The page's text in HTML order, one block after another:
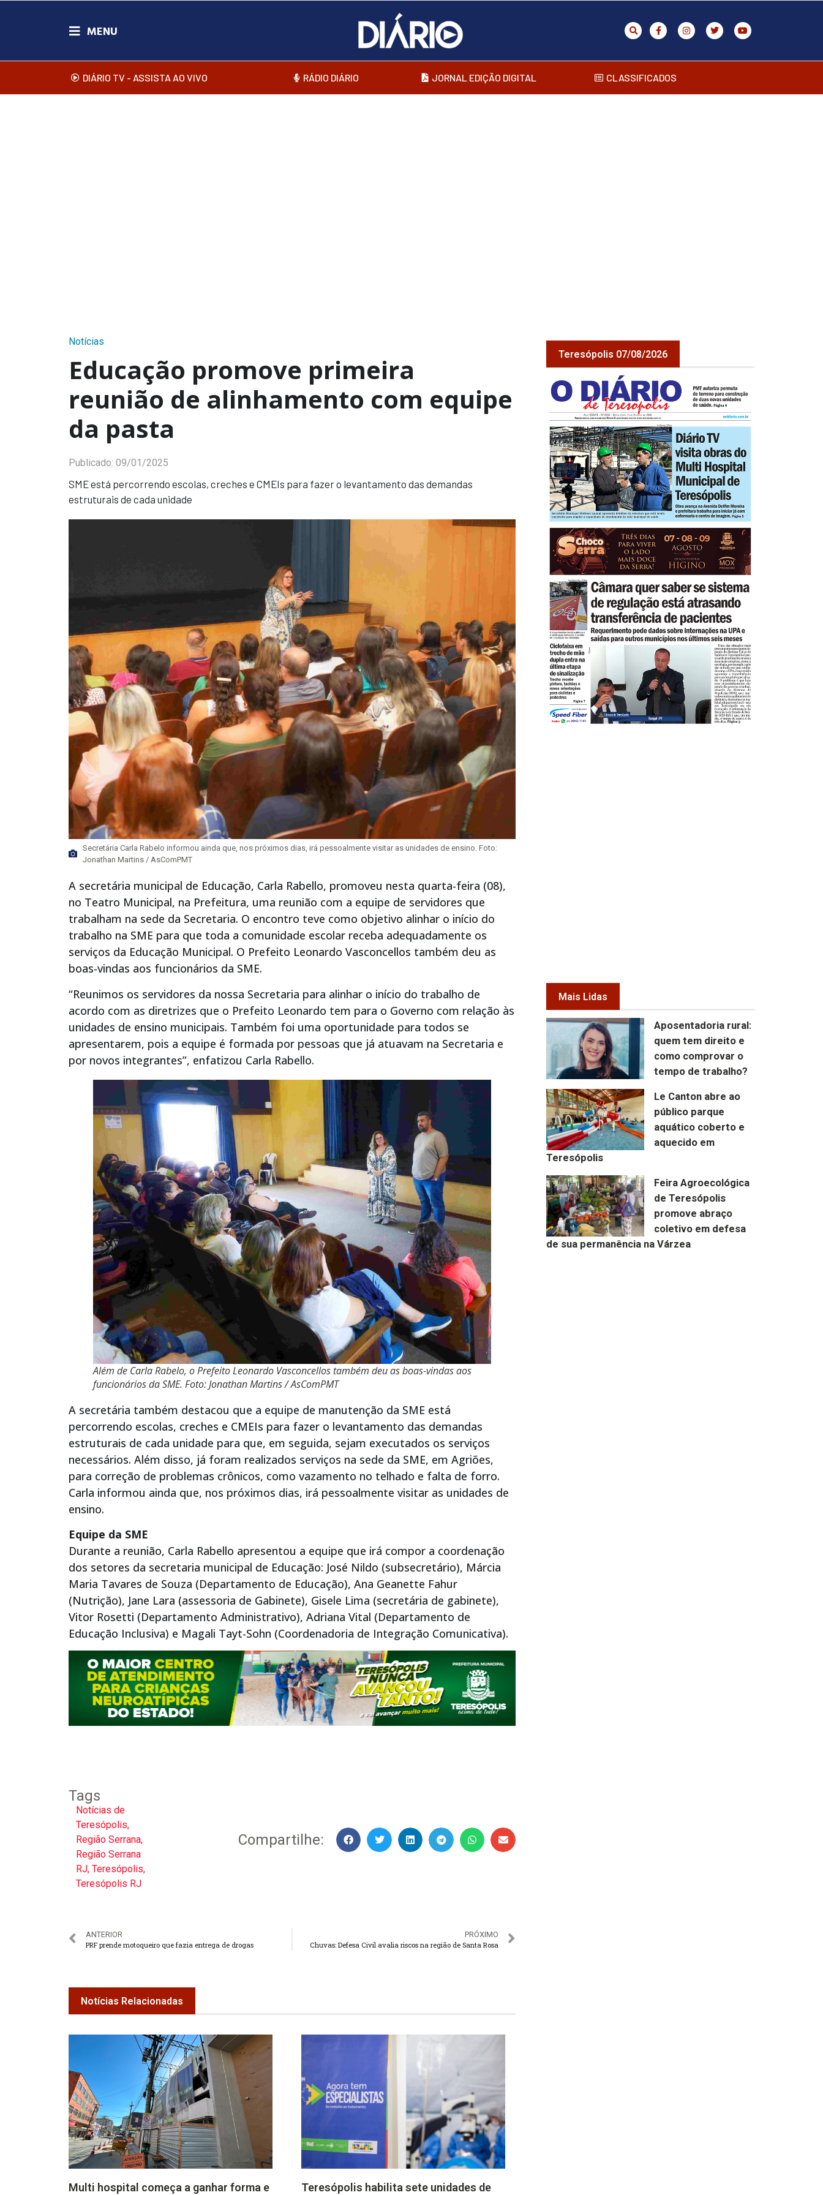
DIÁRIO TV - ASSISTA AO VIVO RÁDIO DIÁRIO JORNAL EDIÇÃO DIGITAL CLASSIFICADOS
Notícias
Educação promove primeira
reunião de alinhamento com equipe
da pasta
Publicado: 09/01/2025
SME está percorrendo escolas, creches e CMEIs para fazer o levantamento das demandas
estruturais de cada unidade
Secretária Carla Rabelo informou ainda que, nos próximos dias, irá pessoalmente visitar as unidades de ensino. Foto:
Jonathan Martins / AsComPMT
A secretária municipal de Educação, Carla Rabello, promoveu nesta quarta-feira (08),
no Teatro Municipal, na Prefeitura, uma reunião com a equipe de servidores que
trabalham na sede da Secretaria. O encontro teve como objetivo alinhar o início do
trabalho na SME para que toda a comunidade escolar receba adequadamente os
serviços da Educação Municipal. O Prefeito Leonardo Vasconcellos também deu as
boas-vindas aos funcionários da SME.
“Reunimos os servidores da nossa Secretaria para alinhar o início do trabalho de
acordo com as diretrizes que o Prefeito Leonardo tem para o Governo com relação às
unidades de ensino municipais. Também foi uma oportunidade para todos se
apresentarem, pois a equipe é formada por pessoas que já atuavam na Secretaria e
por novos integrantes”, enfatizou Carla Rabello.
Além de Carla Rabelo, o Prefeito Leonardo Vasconcellos também deu as boas-vindas aos
funcionários da SME. Foto: Jonathan Martins / AsComPMT
A secretária também destacou que a equipe de manutenção da SME está
percorrendo escolas, creches e CMEIs para fazer o levantamento das demandas
estruturais de cada unidade para que, em seguida, sejam executados os serviços
necessários. Além disso, já foram realizados serviços na sede da SME, em Agriões,
para correção de problemas crônicos, como vazamento no telhado e falta de forro.
Carla informou ainda que, nos próximos dias, irá pessoalmente visitar as unidades de
ensino.
Equipe da SME
Durante a reunião, Carla Rabello apresentou a equipe que irá compor a coordenação
dos setores da secretaria municipal de Educação: José Nildo (subsecretário), Márcia
Maria Tavares de Souza (Departamento de Educação), Ana Geanette Fahur
(Nutrição), Jane Lara (assessoria de Gabinete), Gisele Lima (secretária de gabinete),
Vitor Rosetti (Departamento Administrativo), Adriana Vital (Departamento de
Educação Inclusiva) e Magali Tayt-Sohn (Coordenadoria de Integração Comunicativa).
Tags
Notícias de
Teresópolis,
Região Serrana,
Região Serrana
RJ, Teresópolis,
Teresópolis RJ
Compartilhe:
ANTERIOR
PRF prende motoqueiro que fazia entrega de drogas
PRÓXIMO
Chuvas: Defesa Civil avalia riscos na região de Santa Rosa
Notícias Relacionadas
Multi hospital começa a ganhar forma e
Teresópolis habilita sete unidades de
Teresópolis 07/08/2026
Mais Lidas
Aposentadoria rural:
quem tem direito e
como comprovar o
tempo de trabalho?
Le Canton abre ao
público parque
aquático coberto e
aquecido em
Teresópolis
Feira Agroecológica
de Teresópolis
promove abraço
coletivo em defesa
de sua permanência na Várzea